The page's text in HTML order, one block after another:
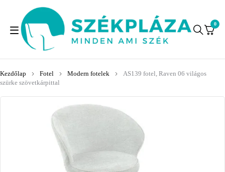
0
Kezdőlap Fotel Modern fotelek
AS139 fotel, Raven 06 világos
szürke szövetkárpittal